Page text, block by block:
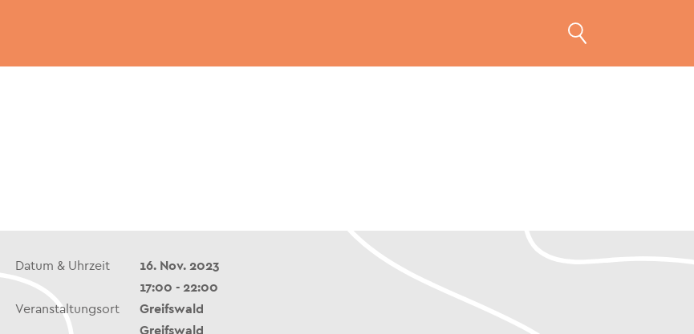
Datum & Uhrzeit
16. Nov. 2023
17:00 - 22:00
Veranstaltungsort
Greifswald
Greifswald